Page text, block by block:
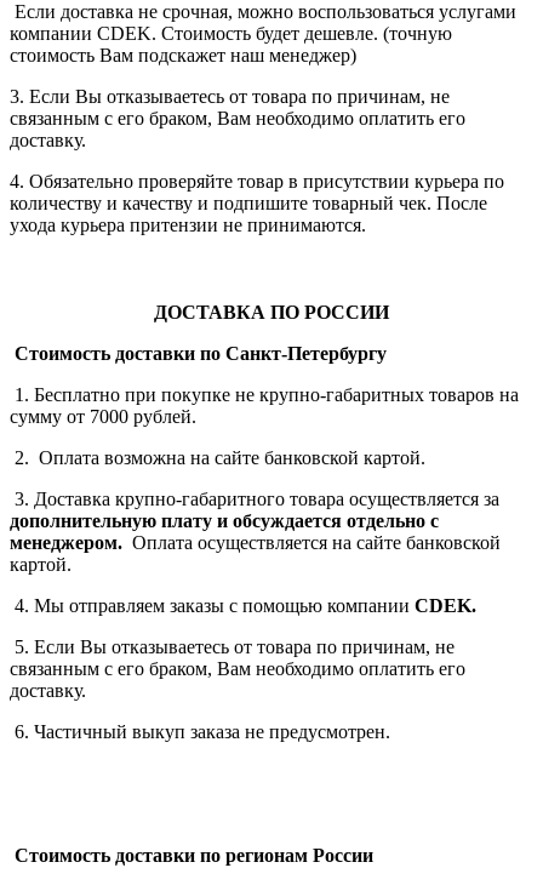
Если доставка не срочная, можно воспользоваться услугами
компании СDEK. Стоимость будет дешевле. (точную
стоимость Вам подскажет наш менеджер)
3. Если Вы отказываетесь от товара по причинам, не
связанным с его браком, Вам необходимо оплатить его
доставку.
4. Обязательно проверяйте товар в присутствии курьера по
количеству и качеству и подпишите товарный чек. После
ухода курьера притензии не принимаются.
ДОСТАВКА ПО РОССИИ
Стоимость доставки по Санкт-Петербургу
1. Бесплатно при покупке не крупно-габаритных товаров на
сумму от 7000 рублей.
2. Оплата возможна на сайте банковской картой.
3. Доставка крупно-габаритного товара осуществляется за
дополнительную плату и обсуждается отдельно с
менеджером. Оплата осуществляется на сайте банковской
картой.
4. Мы отправляем заказы с помощью компании СDEK.
5. Если Вы отказываетесь от товара по причинам, не
связанным с его браком, Вам необходимо оплатить его
доставку.
6. Частичный выкуп заказа не предусмотрен.
Стоимость доставки по регионам России